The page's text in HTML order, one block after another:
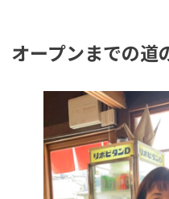
オープンまでの道